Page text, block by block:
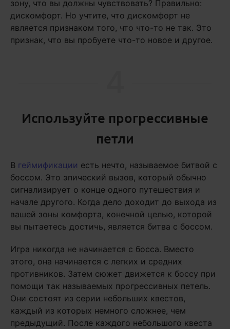
зону, что вы должны чувствовать? Правильно:
дискомфорт. Но учтите, что дискомфорт не
является признаком того, что что-то не так. Это
признак, что вы пробуете что-то новое и другое.
Используйте прогрессивные
петли
В геймификации есть нечто, называемое битвой с
боссом. Это эпический вызов, который обычно
сигнализирует о конце одного путешествия и
начале другого. Когда дело доходит до выхода из
вашей зоны комфорта, конечной целью, которой
вы пытаетесь достичь, является битва с боссом.
Игра никогда не начинается с босса. Вместо
этого, она начинается с легких и средних
противников. Затем сюжет движется к боссу при
помощи так называемых прогрессивных петель.
Они состоят из серии небольших квестов,
каждый из которых немного сложнее, чем
предыдущий. После каждого небольшого квеста